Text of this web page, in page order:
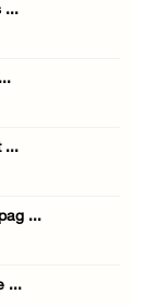
...
...
...
...